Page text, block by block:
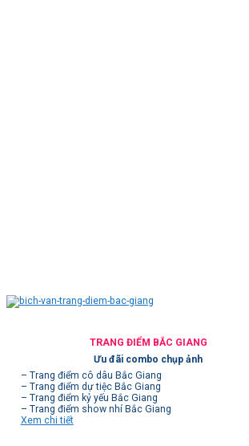
TRANG ĐIỂM BẮC GIANG
Ưu đãi combo chụp ảnh
– Trang điểm cô dâu Bắc Giang
– Trang điểm dự tiệc Bắc Giang
– Trang điểm kỷ yếu Bắc Giang
– Trang điểm show nhí Bắc Giang
Xem chi tiết